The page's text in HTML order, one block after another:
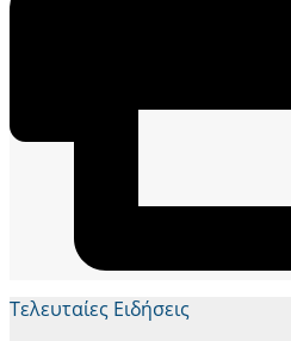
Τελευταίες Ειδήσεις